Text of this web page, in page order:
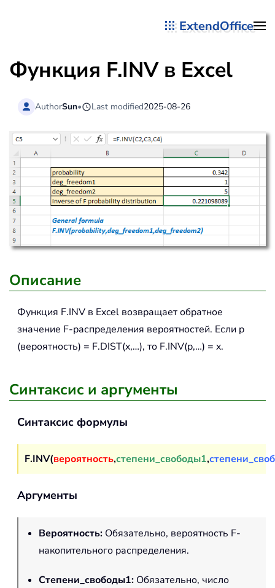
ExtendOffice
Функция F.INV в Excel
AuthorSun• Last modified2025-08-26
Описание
Функция F.INV в Excel возвращает обратное
значение F-распределения вероятностей. Если p
(вероятность) = F.DIST(x,…), то F.INV(p,…) = x.
Синтаксис и аргументы
Синтаксис формулы
F.INV(вероятность,степени_свободы1,
Аргументы
Вероятность: Обязательно, вероятность F-
накопительного распределения.
Степени_свободы1: Обязательно, число